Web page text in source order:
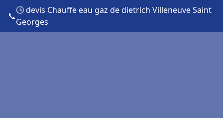
📞
🕒 devis Chauffe eau gaz de dietrich Villeneuve Saint
Georges